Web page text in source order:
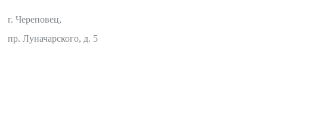
г. Череповец,
пр. Луначарского, д. 5